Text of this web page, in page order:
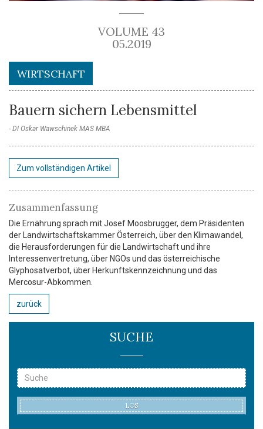
VOLUME 43
05.2019
WIRTSCHAFT
Bauern sichern Lebensmittel
DI Oskar Wawschinek MAS MBA
Zum vollständigen Artikel
Zusammenfassung
Die Ernährung sprach mit Josef Moosbrugger, dem Präsidenten
der Landwirtschaftskammer Österreich, über den Klimawandel,
die Herausforderungen für die Landwirtschaft und ihre
Interessenvertretung, über NGOs und das österreichische
Glyphosatverbot, über Herkunftskennzeichnung und das
Mercosur-Abkommen.
zurück
SUCHE
LOS